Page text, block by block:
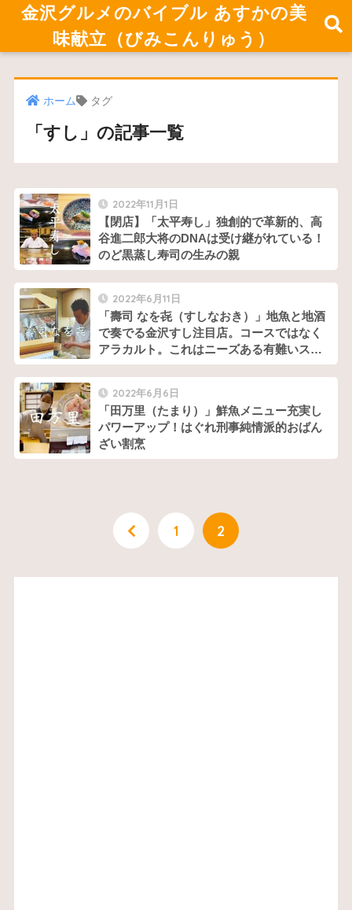
金沢グルメのバイブル あすかの美
味献立（びみこんりゅう）
ホーム タグ
「すし」の記事一覧
2022年11月1日
【閉店】「太平寿し」独創的で革新的、高
谷進二郎大将のDNAは受け継がれている！
のど黒蒸し寿司の生みの親
2022年6月11日
「壽司 なを㐂（すしなおき）」地魚と地酒
で奏でる金沢すし注目店。コースではなく
アラカルト。これはニーズある有難いスタ
イル！
2022年6月6日
「田万里（たまり）」鮮魚メニュー充実し
パワーアップ！はぐれ刑事純情派的おばん
ざい割烹
1 2